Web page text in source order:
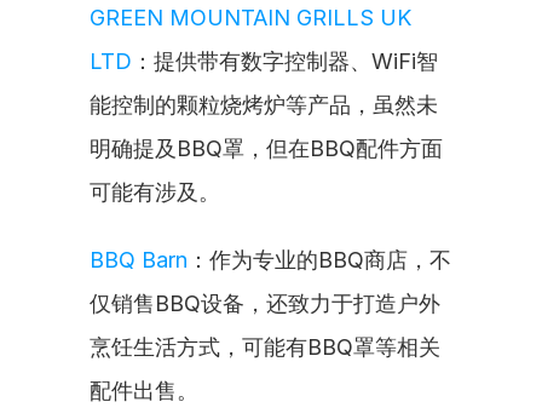
GREEN MOUNTAIN GRILLS UK
LTD ：提供带有数字控制器、WiFi智
能控制的颗粒烧烤炉等产品，虽然未
明确提及BBQ罩，但在BBQ配件方面
可能有涉及。
BBQ Barn ：作为专业的BBQ商店，不
仅销售BBQ设备，还致力于打造户外
烹饪生活方式，可能有BBQ罩等相关
配件出售。